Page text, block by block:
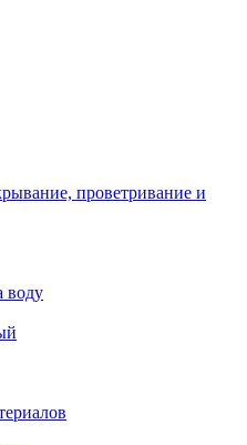
проветривание и
воду